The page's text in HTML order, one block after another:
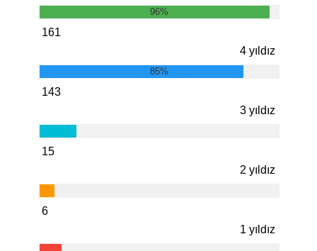
96%
161
4 yıldız
85%
143
3 yıldız
15
2 yıldız
6
1 yıldız